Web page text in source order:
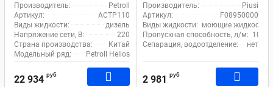
Производитель:
Petroll
Артикул:
ACTP110
Виды жидкости:
дизель
Напряжение сети, В:
220
Страна производства:
Китай
Модельный ряд:
Petroll Helios
22 934 руб
Производитель:
Piusi
Артикул:
F08950000
Виды жидкости: моющие жидкости,
Пропускная способность, л/м: 105
Сепарация, водоотделение:
нет
2 981 руб